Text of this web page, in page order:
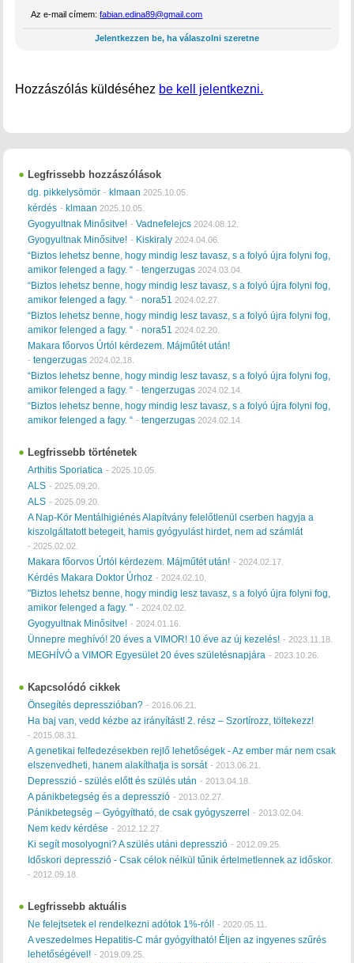
Az e-mail címem:fabian.edina89@gmail.com
Jelentkezzen be, ha válaszolni szeretne
Hozzászólás küldéséhez be kell jelentkezni.
Legfrissebb hozzászólások
dg. pikkelysömör - klmaan 2025.10.05.
kérdés - klmaan 2025.10.05.
Gyogyultnak Minősitve! -Vadnefelejcs 2024.08.12.
Gyogyultnak Minősitve! - Kiskiraly 2024.04.06.
“Biztos lehetsz benne, hogy mindig lesz tavasz, s a folyó újra folyni fog,
amikor felenged a fagy. “ -tengerzugas 2024.03.04.
“Biztos lehetsz benne, hogy mindig lesz tavasz, s a folyó újra folyni fog,
amikor felenged a fagy. “ -nora51 2024.02.27.
“Biztos lehetsz benne, hogy mindig lesz tavasz, s a folyó újra folyni fog,
amikor felenged a fagy. “ -nora51 2024.02.20.
Makara főorvos Úrtól kérdezem. Májműtét után!
-tengerzugas 2024.02.18.
“Biztos lehetsz benne, hogy mindig lesz tavasz, s a folyó újra folyni fog,
amikor felenged a fagy. “ -tengerzugas 2024.02.14.
“Biztos lehetsz benne, hogy mindig lesz tavasz, s a folyó újra folyni fog,
amikor felenged a fagy. “ -tengerzugas 2024.02.14.
Legfrissebb történetek
Arthitis Sporiatica - 2025.10.05.
ALS - 2025.09.20.
ALS - 2025.09.20.
A Nap-Kör Mentálhigiénés Alapítvány felelőtlenül cserben hagyja a
kiszolgáltatott betegeit, hamis gyógyulást hirdet, nem ad számlát
- 2025.02.02.
Makara főorvos Úrtól kérdezem. Májműtét után! - 2024.02.17.
Kérdés Makara Doktor Úrhoz - 2024.02.10.
"Biztos lehetsz benne, hogy mindig lesz tavasz, s a folyó újra folyni fog,
amikor felenged a fagy. " - 2024.02.02.
Gyogyultnak Minősitve! - 2024.01.16.
Ünnepre meghívó! 20 éves a VIMOR! 10 éve az új kezelés! - 2023.11.18.
MEGHÍVÓ a VIMOR Egyesület 20 éves születésnapjára - 2023.10.26.
Kapcsolódó cikkek
Önsegítés depresszióban? - 2016.06.21.
Ha baj van, vedd kézbe az irányítást! 2. rész – Szortírozz, töltekezz!
- 2015.08.31.
A genetikai felfedezésekben rejlő lehetőségek - Az ember már nem csak
elszenvedheti, hanem alakíthatja is sorsát - 2013.06.21.
Depresszió - szülés előtt és szülés után - 2013.04.18.
A pánikbetegség és a depresszió - 2013.02.27.
Pánikbetegség – Gyógyítható, de csak gyógyszerrel - 2013.02.04.
Nem kedv kérdése - 2012.12.27.
Ki segít mosolyogni? A szülés utáni depresszió - 2012.09.25.
Időskori depresszió - Csak célok nélkül tűnik értelmetlennek az időskor.
- 2012.09.18.
Legfrissebb aktuális
Ne felejtsetek el rendelkezni adótok 1%-ról! - 2020.05.11.
A veszedelmes Hepatitis-C már gyógyítható! Éljen az ingyenes szűrés
lehetőségével! - 2019.09.25.